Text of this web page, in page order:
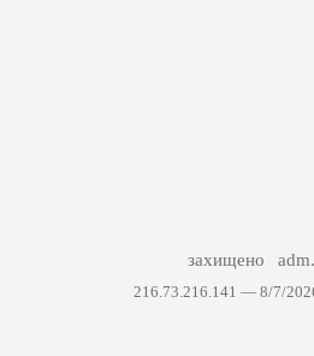
захищено
216.73.216.141 — 8/7/